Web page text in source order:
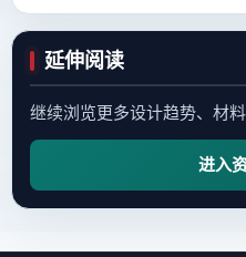
延伸阅读
继续浏览更多设计趋势、材
进入